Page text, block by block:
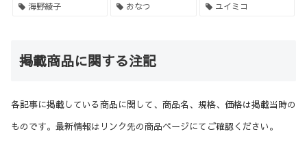
海野綾子 おなつ ユイミコ
掲載商品に関する注記
各記事に掲載している商品に関して、商品名、規格、価格は掲載当時の
ものです。最新情報はリンク先の商品ページにてご確認ください。